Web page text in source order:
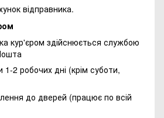
відправника.
кур'єром здійснюється службою
1-2 робочих дні (крім суботи,
до дверей (працює по всій